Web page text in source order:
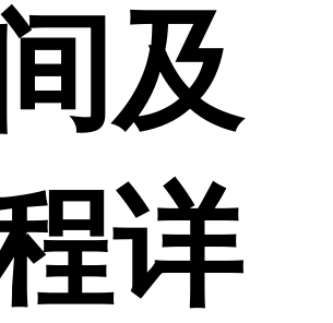
及
详